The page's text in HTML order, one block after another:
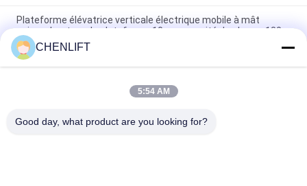
Plateforme élévatrice verticale électrique mobile à mât
unique, hauteur de plateforme 10 m, capacité de charge 130
kg
Plateforme élévatrice verticale manuelle à double mât pour
CHENLIFT
5:54 AM
Good day, what product are you looking for?